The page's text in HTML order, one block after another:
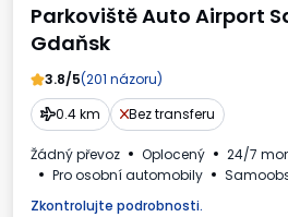
Parkoviště Auto Airport
Gdaňsk
3.8/5(201 názoru)
0.4 km
Bez transferu
Žádný převoz Oplocený
24/7
Pro osobní automobily
Zkontrolujte podrobnosti.